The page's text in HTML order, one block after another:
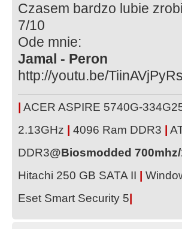
Czasem bardzo lubie
7/10
Ode mnie:
Jamal - Peron
http://youtu.be/TiinAVjPyRs
| ACER ASPIRE 5740G-
2.13GHz | 4096 Ram DDR3 |
DDR3@Biosmodded
Hitachi 250 GB SATA II |
Eset Smart Security 5|